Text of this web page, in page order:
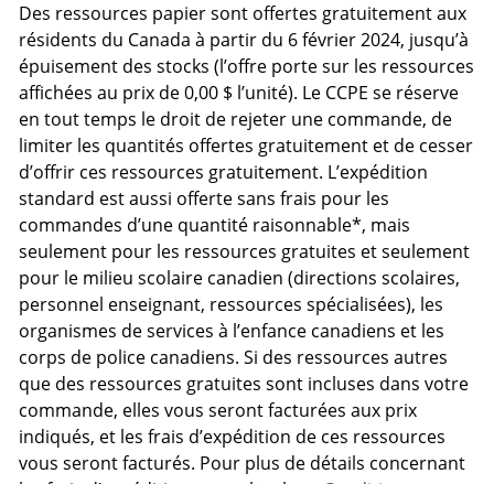
Des ressources papier sont offertes gratuitement aux
résidents du Canada à partir du 6 février 2024, jusqu’à
épuisement des stocks (l’offre porte sur les ressources
affichées au prix de 0,00 $ l’unité). Le CCPE se réserve
en tout temps le droit de rejeter une commande, de
limiter les quantités offertes gratuitement et de cesser
d’offrir ces ressources gratuitement. L’expédition
standard est aussi offerte sans frais pour les
commandes d’une quantité raisonnable*, mais
seulement pour les ressources gratuites et seulement
pour le milieu scolaire canadien (directions scolaires,
personnel enseignant, ressources spécialisées), les
organismes de services à l’enfance canadiens et les
corps de police canadiens. Si des ressources autres
que des ressources gratuites sont incluses dans votre
commande, elles vous seront facturées aux prix
indiqués, et les frais d’expédition de ces ressources
vous seront facturés. Pour plus de détails concernant